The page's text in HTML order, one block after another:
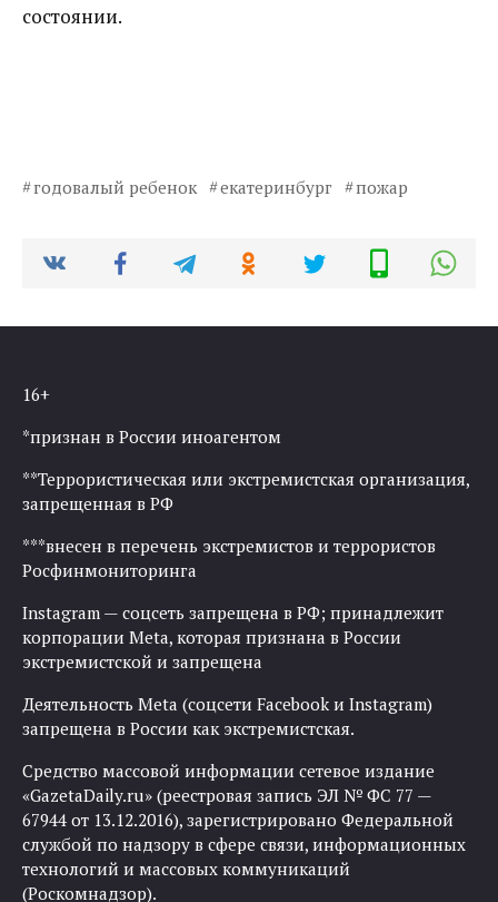
состоянии.
годовалый ребенок екатеринбург пожар
16+
*признан в России иноагентом
**Террористическая или экстремистская организация,
запрещенная в РФ
***внесен в перечень экстремистов и террористов
Росфинмониторинга
Instagram — соцсеть запрещена в РФ; принадлежит
корпорации Meta, которая признана в России
экстремистской и запрещена
Деятельность Meta (соцсети Facebook и Instagram)
запрещена в России как экстремистская.
Средство массовой информации сетевое издание
«GazetaDaily.ru» (реестровая запись ЭЛ № ФС 77 —
67944 от 13.12.2016), зарегистрировано Федеральной
службой по надзору в сфере связи, информационных
технологий и массовых коммуникаций
(Роскомнадзор).